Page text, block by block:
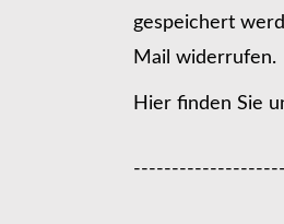
gespeichert
Mail widerrufen.
Hier finden Sie